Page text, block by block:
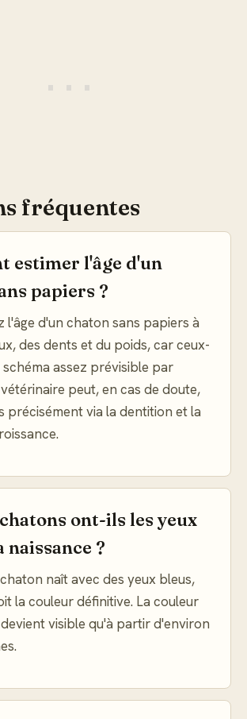
fréquentes
estimer l'âge d'un
papiers ?
l'âge d'un chaton sans papiers à
des dents et du poids, car ceux-
assez prévisible par
peut, en cas de doute,
précisément via la dentition et la
ont-ils les yeux
naissance ?
naît avec des yeux bleus,
la couleur définitive. La couleur
visible qu'à partir d'environ